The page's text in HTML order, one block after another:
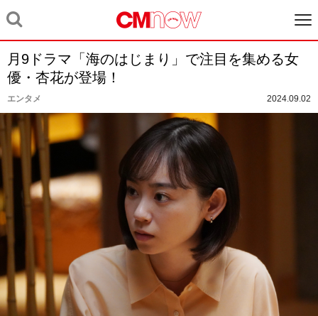
月9ドラマ「海のはじまり」で注目を集める女
優・杏花が登場！
エンタメ 2024.09.02